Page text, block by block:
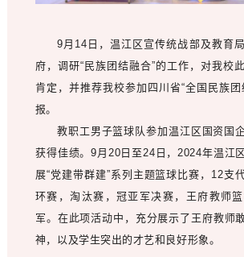
9月14日，温江区宣传统战部及教育
府，调研“民族团结融合”的工作，对我校
肯定，并推荐我校参加四川省“全国民族团
报。
教职工男子篮球队参加温江区国资国
获得佳绩。9月20日至24日，2024年温江
展“党建带群建”系列主题篮球比赛，12支
环赛，淘汰赛，冠亚军决赛，王府教师
军。在此项活动中，充分展示了王府教师
神，以及学生突出的才艺和良好形象。